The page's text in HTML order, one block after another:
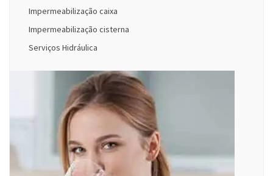
Impermeabilização caixa
Impermeabilização cisterna
Serviços Hidráulica